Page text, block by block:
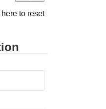
to reset